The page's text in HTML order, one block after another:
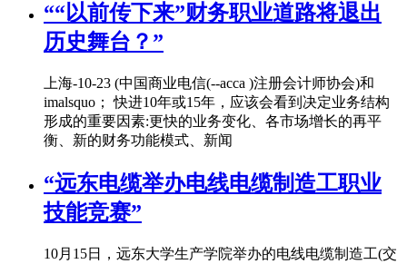
““以前传下来”财务职业道路将退出
历史舞台？”
上海-10-23 (中国商业电信(--acca )注册会计师协会)和
imalsquo； 快进10年或15年，应该会看到决定业务结构
形成的重要因素:更快的业务变化、各市场增长的再平
衡、新的财务功能模式、新闻
“远东电缆举办电线电缆制造工职业
技能竞赛”
10月15日，远东大学生产学院举办的电线电缆制造工(交